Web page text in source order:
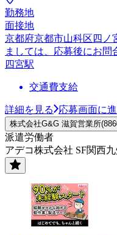
勤務地
面接地
京都府京都市山科区四
ましては、応募後にお問
四宮駅
交通費支給
詳細を見る 応募画面に
株式会社G&G 滋賀営業所
派遣労働者
アデコ株式会社 SF関西